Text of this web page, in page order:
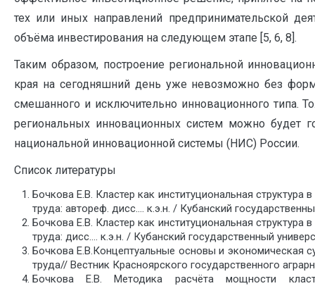
тех или иных направлений предпринимательской
объёма инвестирования на следующем этапе [5, 6, 8].
Таким образом, построение региональной
края на сегодняшний день уже невозможно без
смешанного и исключительно инновационного типа.
региональных инновационных систем можно будет
национальной инновационной системы (НИС) России.
Список литературы
Бочкова Е.В. Кластер как институциональная структура
труда: автореф. дисс.… к.э.н. / Кубанский
Бочкова Е.В. Кластер как институциональная структура
труда: дисс.… к.э.н. / Кубанский государственный
Бочкова Е.В.Концептуальные основы и экономическая
труда// Вестник Красноярского государственного
Бочкова Е.В. Методика расчёта мощности